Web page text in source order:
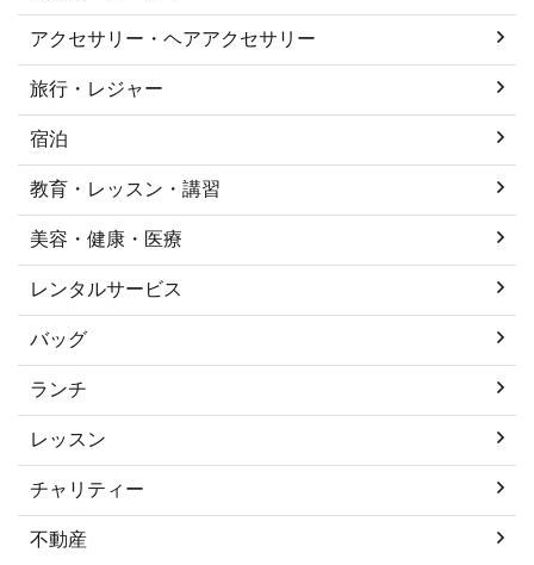
アクセサリー・ヘアアクセサリー
旅行・レジャー
宿泊
教育・レッスン・講習
美容・健康・医療
レンタルサービス
バッグ
ランチ
レッスン
チャリティー
不動産